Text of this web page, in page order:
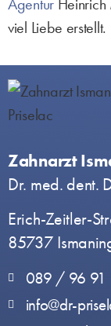
viel Liebe erstellt.
Zahnarzt
Dr. med. dent.
Erich-Zeitler-
85737
089 / 96 91
info@dr-